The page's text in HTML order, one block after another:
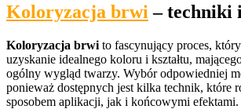
Koloryzacja brwi – techniki
Koloryzacja brwi to fascynujący proces,
uzyskanie idealnego koloru i kształtu,
ogólny wygląd twarzy. Wybór odpowiedniej
ponieważ dostępnych jest kilka technik, które
sposobem aplikacji, jak i końcowymi efektami.